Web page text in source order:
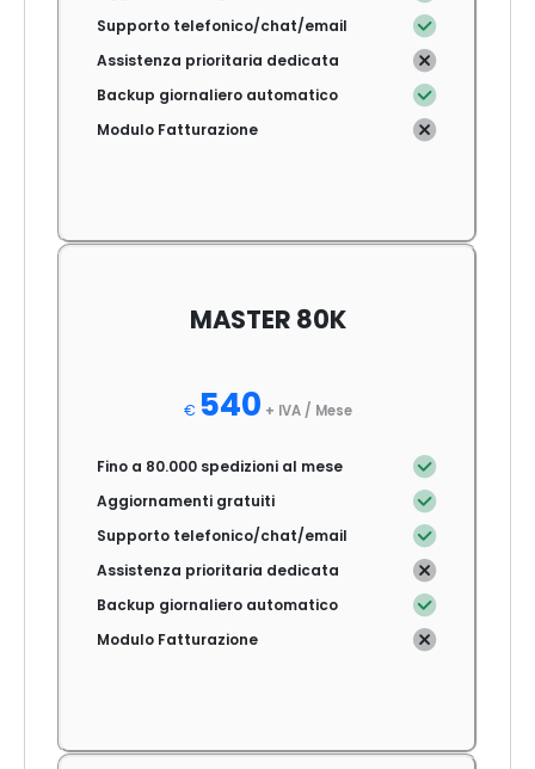
Supporto telefonico/chat/email
Assistenza prioritaria dedicata
Backup giornaliero automatico
Modulo Fatturazione
MASTER 80K
€ 540 + IVA / Mese
Fino a 80.000 spedizioni al mese
Aggiornamenti gratuiti
Supporto telefonico/chat/email
Assistenza prioritaria dedicata
Backup giornaliero automatico
Modulo Fatturazione